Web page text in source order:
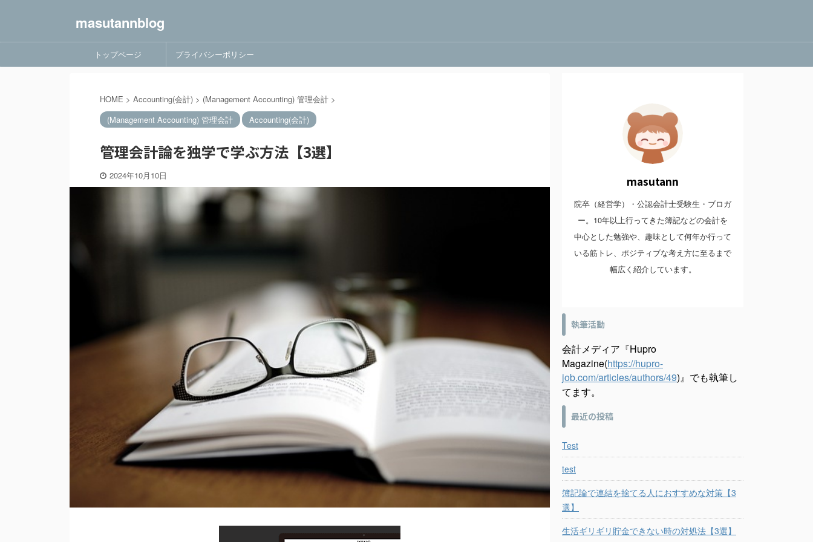
masutannblog
トップページ プライバシーポリシー
HOME > Accounting(会計) > (Management Accounting) 管理会計 >
(Management Accounting) 管理会計
Accounting(会計)
管理会計論を独学で学ぶ方法【3選】
2024年10月10日 masutann
院卒（経営学）・公認会計士受験生・ブロガ
ー。10年以上行ってきた簿記などの会計を
中心とした勉強や、趣味として何年か行って
いる筋トレ、ポジティブな考え方に至るまで
幅広く紹介しています。
執筆活動
会計メディア『Hupro
Magazine(https://hupro-
job.com/articles/authors/49)』でも執筆し
てます。
最近の投稿
Test
test
簿記論で連結を捨てる人におすすめな対策【3
選】
生活ギリギリ貯金できない時の対処法【3選】